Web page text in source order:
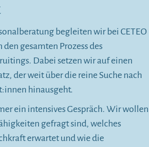
begleiten wir bei CETEO
gesamten Prozess des
Dabei setzen wir auf einen
der weit über die reine Suche nach
hinausgeht.
ein intensives Gespräch. Wir wollen
gefragt sind, welches
erwartet und wie die